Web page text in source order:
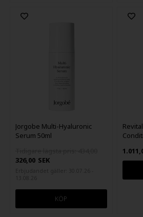
Jorgobe Multi-Hyaluronic
Serum 50ml
326,00 SEK